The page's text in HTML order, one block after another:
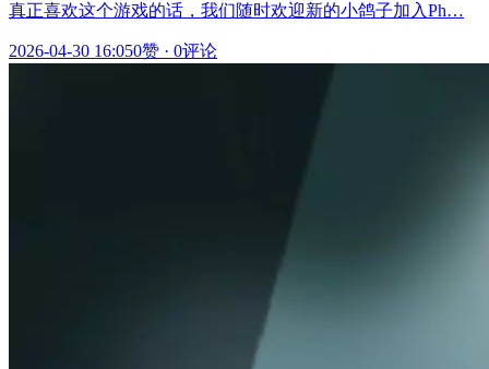
真正喜欢这个游戏的话，我们随时欢迎新的小鸽子加入Ph…
2026-04-30 16:050赞 · 0评论